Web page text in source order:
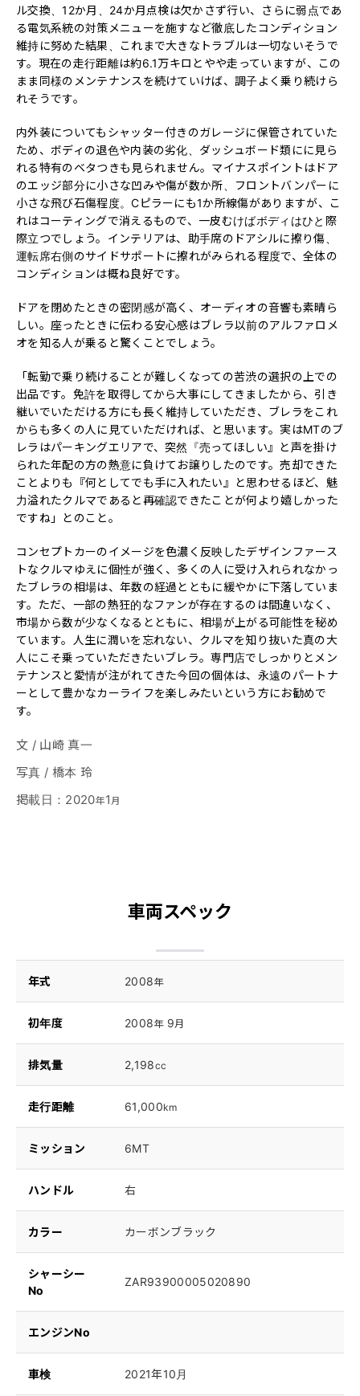
ル交換、12か月、24か月点検は欠かさず行い、さらに弱点であ
る電気系統の対策メニューを施すなど徹底したコンディション
維持に努めた結果、これまで大きなトラブルは一切ないそうで
す。現在の走行距離は約6.1万キロとやや走っていますが、この
まま同様のメンテナンスを続けていけば、調子よく乗り続けら
れそうです。
内外装についてもシャッター付きのガレージに保管されていた
ため、ボディの退色や内装の劣化、ダッシュボード類にに見ら
れる特有のベタつきも見られません。マイナスポイントはドア
のエッジ部分に小さな凹みや傷が数か所、フロントバンパーに
小さな飛び石傷程度。Cピラーにも1か所線傷がありますが、こ
れはコーティングで消えるもので、一皮むけばボディはひと際
際立つでしょう。インテリアは、助手席のドアシルに擦り傷、
運転席右側のサイドサポートに擦れがみられる程度で、全体の
コンディションは概ね良好です。
ドアを閉めたときの密閉感が高く、オーディオの音響も素晴ら
しい。座ったときに伝わる安心感はブレラ以前のアルファロメ
オを知る人が乗ると驚くことでしょう。
「転勤で乗り続けることが難しくなっての苦渋の選択の上での
出品です。免許を取得してから大事にしてきましたから、引き
継いでいただける方にも長く維持していただき、ブレラをこれ
からも多くの人に見ていただければ、と思います。実はMTのブ
レラはパーキングエリアで、突然『売ってほしい』と声を掛け
られた年配の方の熱意に負けてお譲りしたのです。売却できた
ことよりも『何としてでも手に入れたい』と思わせるほど、魅
力溢れたクルマであると再確認できたことが何より嬉しかった
ですね」とのこと。
コンセプトカーのイメージを色濃く反映したデザインファース
トなクルマゆえに個性が強く、多くの人に受け入れられなかっ
たブレラの相場は、年数の経過とともに緩やかに下落していま
す。ただ、一部の熱狂的なファンが存在するのは間違いなく、
市場から数が少なくなるとともに、相場が上がる可能性を秘め
ています。人生に潤いを忘れない、クルマを知り抜いた真の大
人にこそ乗っていただきたいブレラ。専門店でしっかりとメン
テナンスと愛情が注がれてきた今回の個体は、永遠のパートナ
ーとして豊かなカーライフを楽しみたいという方にお勧めで
す。
文 / 山崎 真一
写真 / 橋本 玲
掲載日 ： 2020年1 月
車両スペック
年式 2008年
初年度 2008年9月
排気量 2,198cc
走行距離 61,000km
ミッション 6MT
ハンドル 右
カラー カーボンブラック
シャーシー
No
ZAR93900005020890
エンジンNo
車検 2021年10月